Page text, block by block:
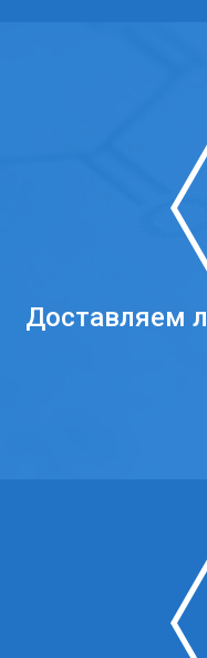
Доставляем